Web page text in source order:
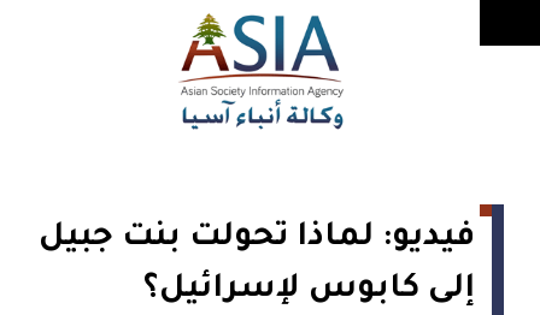
فيديو: لماذا تحولت بنت جبيل
إلى كابوس لإسرائيل؟